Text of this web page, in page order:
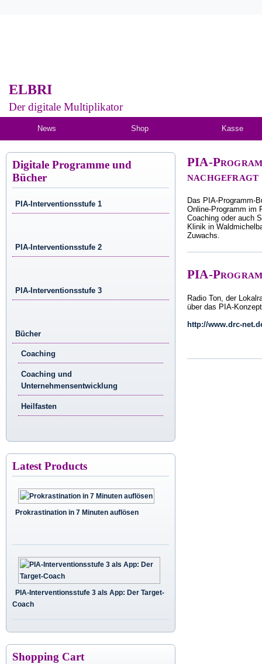
ELBRI
Der digitale Multiplikator
News Shop Kasse
PIA-
nachgefragt
Das PIA-Programm-
Online-Programm im
Coaching oder auch
Klinik in
Zuwachs.
PIA-
Radio Ton, der
über das PIA-
http://www.drc-
Digitale Programme und
Bücher
PIA-Interventionsstufe 1
PIA-Interventionsstufe 2
PIA-Interventionsstufe 3
Bücher
Coaching
Coaching und
Unternehmensentwicklung
Heilfasten
Latest Products
Prokrastination in 7 Minuten auflösen
PIA-Interventionsstufe 3 als App: Der Target-
Coach
Shopping Cart